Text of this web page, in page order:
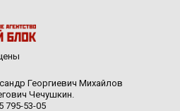
Георгиевич Михайлов
Чечушкин.
795-53-05